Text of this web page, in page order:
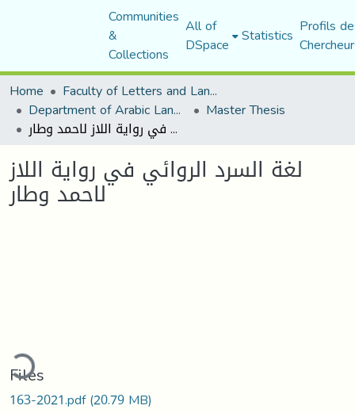
Communities
&
Collections
All of
DSpace Statistics Profils
Home
Faculty of Letters and Languages
Department of Arabic Language and Literature Master Thesis
لغة السرد الروائي في رواية اللاز لاحمد وطار
لغة السرد الروائي في رواية اللاز
لاحمد وطار
Files
163-2021.pdf(20.79 MB)